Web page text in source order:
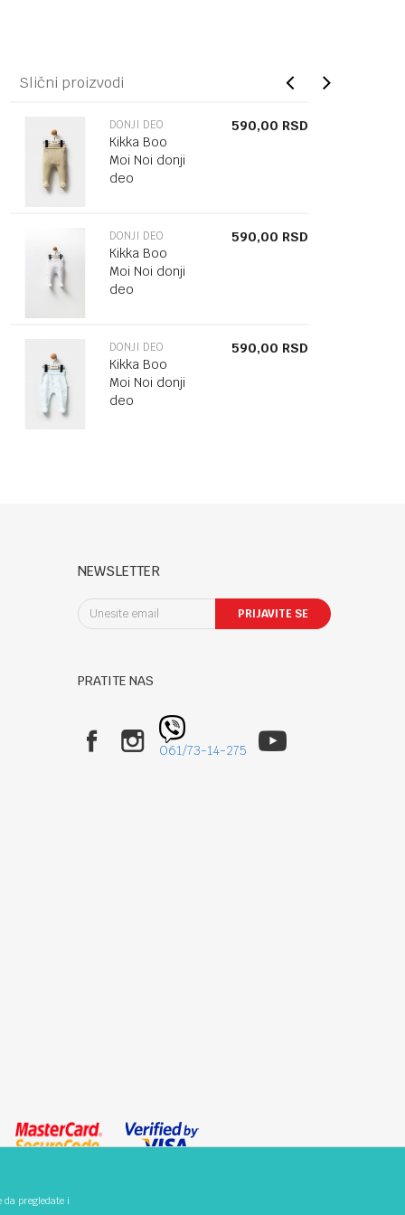
Slični proizvodi
DONJI DEO
Kikka Boo
Moi Noi donji
deo
590,00 RSD
DONJI DEO
Kikka Boo
Moi Noi donji
deo
590,00 RSD
DONJI DEO
Kikka Boo
Moi Noi donji
deo
590,00 RSD
NEWSLETTER
PRIJAVITE SE
PRATITE NAS
061/73-14-275
pregledate i